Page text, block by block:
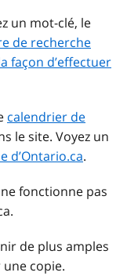
un mot-clé, le
de recherche
façon d’effectuer
calendrier de
le site. Voyez un
d’Ontario.ca.
fonctionne pas
de plus amples
copie.